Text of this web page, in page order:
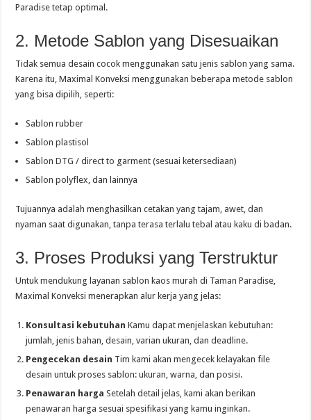
Paradise tetap optimal.
2. Metode Sablon yang Disesuaikan
Tidak semua desain cocok menggunakan satu jenis sablon yang sama.
Karena itu, Maximal Konveksi menggunakan beberapa metode sablon
yang bisa dipilih, seperti:
Sablon rubber
Sablon plastisol
Sablon DTG / direct to garment (sesuai ketersediaan)
Sablon polyflex, dan lainnya
Tujuannya adalah menghasilkan cetakan yang tajam, awet, dan
nyaman saat digunakan, tanpa terasa terlalu tebal atau kaku di badan.
3. Proses Produksi yang Terstruktur
Untuk mendukung layanan sablon kaos murah di Taman Paradise,
Maximal Konveksi menerapkan alur kerja yang jelas:
Konsultasi kebutuhan Kamu dapat menjelaskan kebutuhan:
jumlah, jenis bahan, desain, varian ukuran, dan deadline.
Pengecekan desain Tim kami akan mengecek kelayakan file
desain untuk proses sablon: ukuran, warna, dan posisi.
Penawaran harga Setelah detail jelas, kami akan berikan
penawaran harga sesuai spesifikasi yang kamu inginkan.